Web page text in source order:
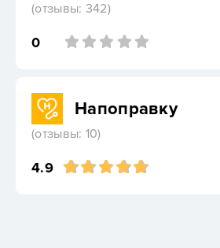
(отзывы: 342)
0
Напоправку
(отзывы: 10)
4.9